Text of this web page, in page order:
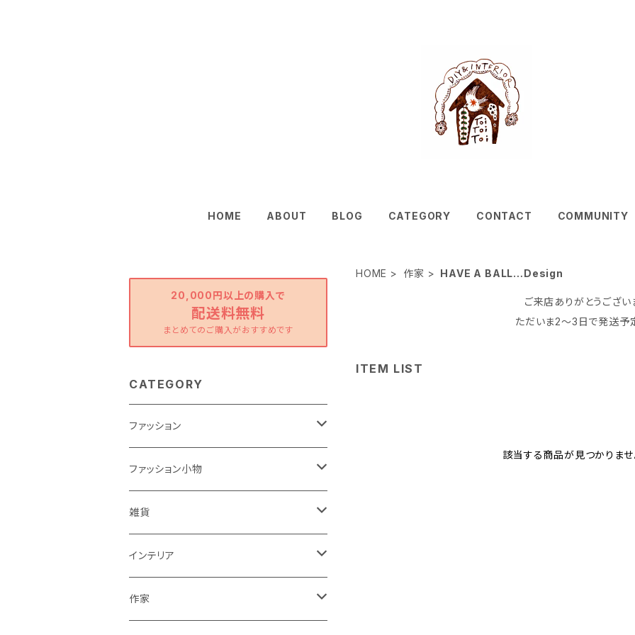
HOME ABOUT BLOG CATEGORY CONTACT COMMUNITY
HOME 作家 HAVE A BALL…Design
ご来店ありがとうござい
ただいま2〜3日で発送予
ITEM LIST
該当する商品が見つかりませ
20,000円以上の購入で
配送料無料
まとめてのご購入がおすすめです
CATEGORY
ファッション
ワンピース
トップス
パンツ
スカート
ファッション小物
バッグ
ポーチ
シューズ
雑貨
バスケット
リュック
グラス
インテリア
カゴ
作家